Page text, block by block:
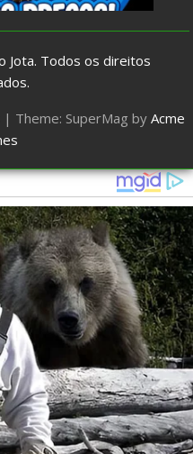
Jota. Todos os direitos
| Theme: SuperMag by Acme